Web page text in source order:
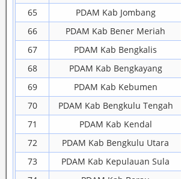
65
PDAM Kab Jombang
66
PDAM Kab Bener Meriah
67
PDAM Kab Bengkalis
68
PDAM Kab Bengkayang
69
PDAM Kab Kebumen
70
PDAM Kab Bengkulu Tengah
71
PDAM Kab Kendal
72
PDAM Kab Bengkulu Utara
73
PDAM Kab Kepulauan Sula